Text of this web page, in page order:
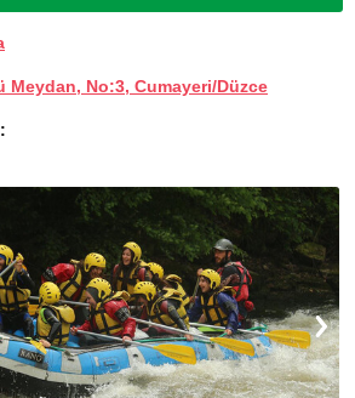
Meydan, No:3, Cumayeri/Düzce